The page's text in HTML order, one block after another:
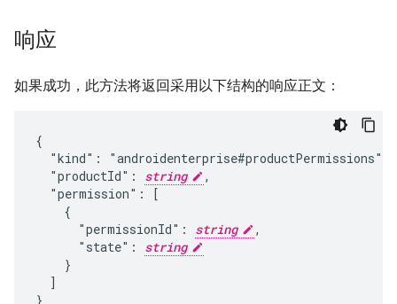
响应
如果成功，此方法将返回采用以下结构的响应正文：
{
  "kind": "androidenterprise#productPermissions",
  "productId":
string
,
  "permission": [
    {
      "permissionId":
string
,
      "state":
string
    }
  ]
}